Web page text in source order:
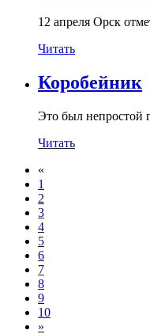
12 апреля Орск
Читать
Коробейник
Это был непростой
Читать
«
1
2
3
4
5
6
7
8
9
10
»